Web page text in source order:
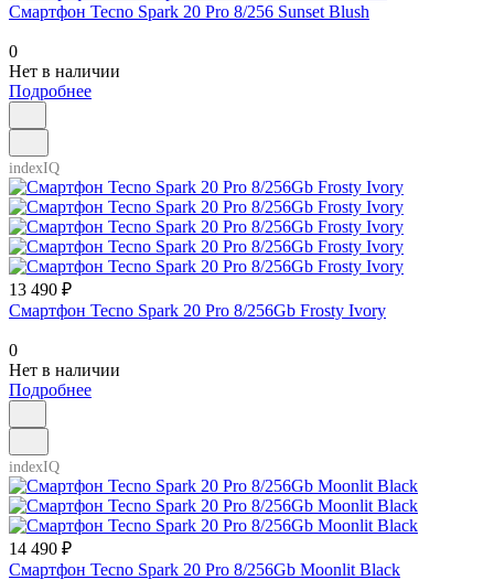
Смартфон Tecno Spark 20 Pro 8/256 Sunset Blush
0
Нет в наличии
Подробнее
indexIQ
13 490 ₽
Смартфон Tecno Spark 20 Pro 8/256Gb Frosty Ivory
0
Нет в наличии
Подробнее
indexIQ
14 490 ₽
Смартфон Tecno Spark 20 Pro 8/256Gb Moonlit Black